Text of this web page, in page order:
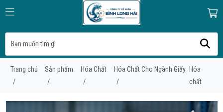
Trang chủ
/
Sản phẩm
/
Hóa Chất
/
Hóa Chất Cho Ngành Giấy
/
Hóa
chất